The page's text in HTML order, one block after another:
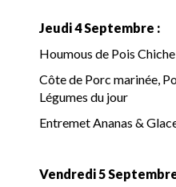
Jeudi 4 Septembre :
Houmous de Pois
Côte de Porc marinée,
Légumes du jour
Entremet Ananas &
Vendredi 5